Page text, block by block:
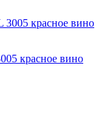
красное вино